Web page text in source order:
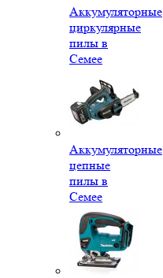
Аккумуляторные
циркулярные
пилы в
Семее
Аккумуляторные
цепные
пилы в
Семее